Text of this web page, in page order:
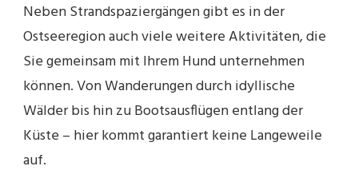
Neben Strandspaziergängen gibt es in der
Ostseeregion auch viele weitere Aktivitäten, die
Sie gemeinsam mit Ihrem Hund unternehmen
können. Von Wanderungen durch idyllische
Wälder bis hin zu Bootsausflügen entlang der
Küste – hier kommt garantiert keine Langeweile
auf.